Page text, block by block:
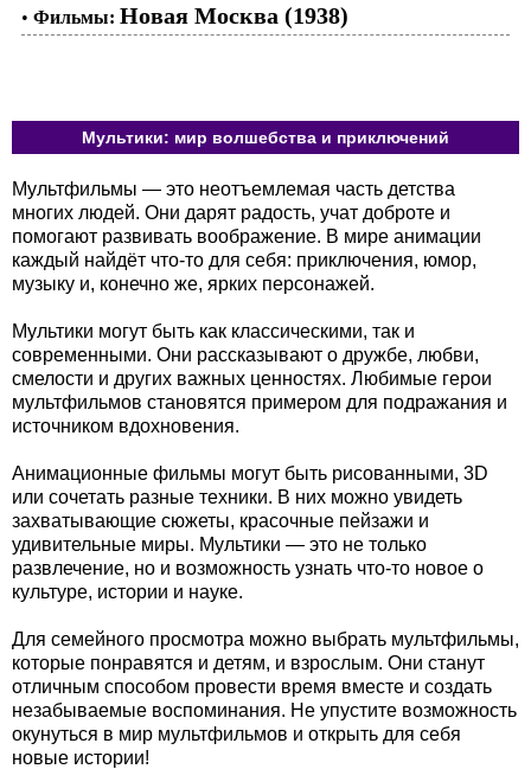
• Фильмы: Новая Москва (1938)
Мультики: мир волшебства и приключений
Мультфильмы — это неотъемлемая часть детства
многих людей. Они дарят радость, учат доброте и
помогают развивать воображение. В мире анимации
каждый найдёт что-то для себя: приключения, юмор,
музыку и, конечно же, ярких персонажей.
Мультики могут быть как классическими, так и
современными. Они рассказывают о дружбе, любви,
смелости и других важных ценностях. Любимые герои
мультфильмов становятся примером для подражания и
источником вдохновения.
Анимационные фильмы могут быть рисованными, 3D
или сочетать разные техники. В них можно увидеть
захватывающие сюжеты, красочные пейзажи и
удивительные миры. Мультики — это не только
развлечение, но и возможность узнать что-то новое о
культуре, истории и науке.
Для семейного просмотра можно выбрать мультфильмы,
которые понравятся и детям, и взрослым. Они станут
отличным способом провести время вместе и создать
незабываемые воспоминания. Не упустите возможность
окунуться в мир мультфильмов и открыть для себя
новые истории!